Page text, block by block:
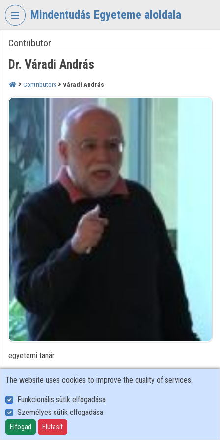
Skip header
Mindentudás Egyeteme aloldala
VIDEO
MINDENTUDÁS
EGYETEME
Organization discovery
Categories
Organization playlists
Organizations
Contributor
Dr. Váradi András
Contributors Váradi András
egyetemi tanár
Contributor's recordings
Profiles
User Policy
Adatkezelési tájékoztató (en)
The website uses cookies to improve the quality of services.
Funkcionális sütik elfogadása
Személyes sütik elfogadása
Elfogad Elutasít